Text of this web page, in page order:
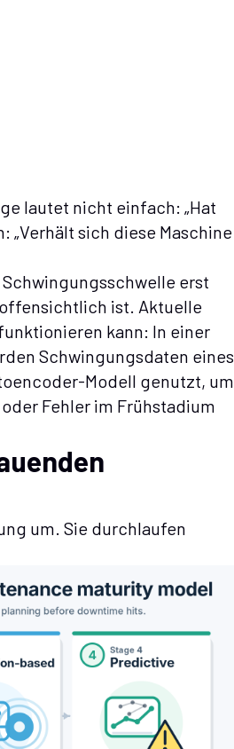
lautet nicht einfach: „Hat
„Verhält sich diese Maschine
erst
ist. Aktuelle
kann: In einer
Schwingungsdaten eines
Modell genutzt, um
Fehler im Frühstadium
um. Sie durchlaufen